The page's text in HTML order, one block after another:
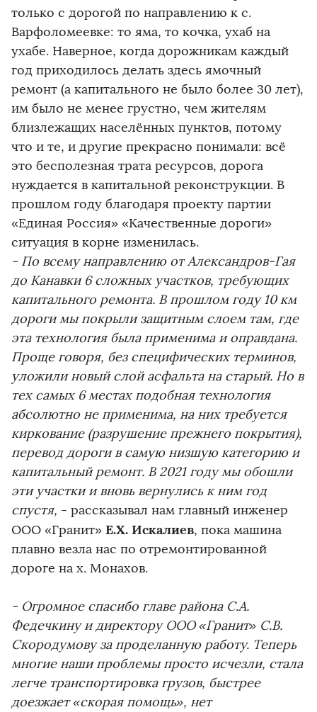
только с дорогой по направлению к с.
Варфоломеевке: то яма, то кочка, ухаб на
ухабе. Наверное, когда дорожникам каждый
год приходилось делать здесь ямочный
ремонт (а капитального не было более 30 лет),
им было не менее грустно, чем жителям
близлежащих населённых пунктов, потому
что и те, и другие прекрасно понимали: всё
это бесполезная трата ресурсов, дорога
нуждается в капитальной реконструкции. В
прошлом году благодаря проекту партии
«Единая Россия» «Качественные дороги»
ситуация в корне изменилась.
- По всему направлению от Александров-Гая
до Канавки 6 сложных участков, требующих
капитального ремонта. В прошлом году 10 км
дороги мы покрыли защитным слоем там, где
эта технология была применима и оправдана.
Проще говоря, без специфических терминов,
уложили новый слой асфальта на старый. Но в
тех самых 6 местах подобная технология
абсолютно не применима, на них требуется
киркование (разрушение прежнего покрытия),
перевод дороги в самую низшую категорию и
капитальный ремонт. В 2021 году мы обошли
эти участки и вновь вернулись к ним год
спустя, - рассказывал нам главный инженер
ООО «Гранит» Е.Х. Искалиев, пока машина
плавно везла нас по отремонтированной
дороге на х. Монахов.
- Огромное спасибо главе района С.А.
Федечкину и директору ООО «Гранит» С.В.
Скородумову за проделанную работу. Теперь
многие наши проблемы просто исчезли, стала
легче транспортировка грузов, быстрее
доезжает «скорая помощь», нет